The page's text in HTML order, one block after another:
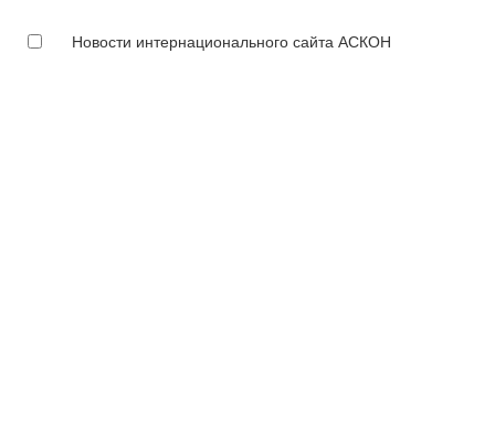
Новости интернационального сайта АСКОН